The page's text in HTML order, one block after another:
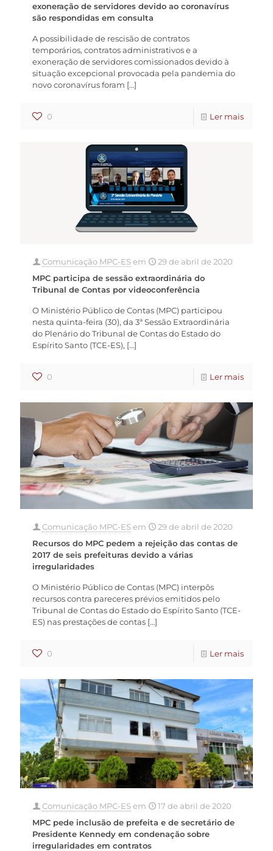
exoneração de servidores devido ao coronavírus
são respondidas em consulta
A possibilidade de rescisão de contratos
temporários, contratos administrativos e a
exoneração de servidores comissionados devido à
situação excepcional provocada pela pandemia do
novo coronavírus foram […]
0 Ler mais
Comunicação MPC-ESem
29 de abril de 2020
MPC participa de sessão extraordinária do
Tribunal de Contas por videoconferência
O Ministério Público de Contas (MPC) participou
nesta quinta-feira (30), da 3ª Sessão Extraordinária
do Plenário do Tribunal de Contas do Estado do
Espírito Santo (TCE-ES), […]
0 Ler mais
Comunicação MPC-ESem
29 de abril de 2020
Recursos do MPC pedem a rejeição das contas de
2017 de seis prefeituras devido a várias
irregularidades
O Ministério Público de Contas (MPC) interpôs
recursos contra pareceres prévios emitidos pelo
Tribunal de Contas do Estado do Espírito Santo (TCE-
ES) nas prestações de contas […]
0 Ler mais
Comunicação MPC-ESem
17 de abril de 2020
MPC pede inclusão de prefeita e de secretário de
Presidente Kennedy em condenação sobre
irregularidades em contratos